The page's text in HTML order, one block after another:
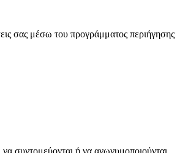
σας μέσω του προγράμματος περιήγησης
συντομεύονται ή να ανωνυμοποιούνται